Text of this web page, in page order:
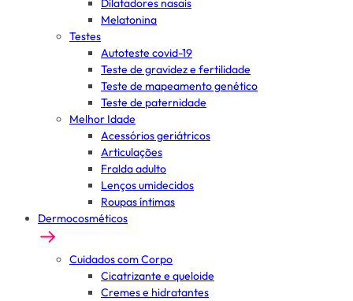
Dilatadores nasais
Melatonina
Testes
Autoteste covid-19
Teste de gravidez e fertilidade
Teste de mapeamento genético
Teste de paternidade
Melhor Idade
Acessórios geriátricos
Articulações
Fralda adulto
Lenços umidecidos
Roupas íntimas
Dermocosméticos
Cuidados com Corpo
Cicatrizante e queloide
Cremes e hidratantes